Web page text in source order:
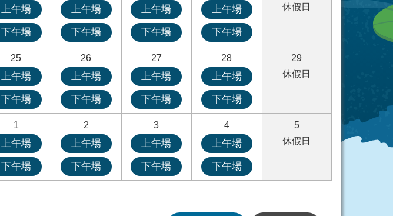
上午場
下午場
上午場
下午場
上午場
下午場
上午場
下午場
休假日
25
上午場
下午場
26
上午場
下午場
27
上午場
下午場
28
上午場
下午場
29
休假日
1
上午場
下午場
2
上午場
下午場
3
上午場
下午場
4
上午場
下午場
5
休假日